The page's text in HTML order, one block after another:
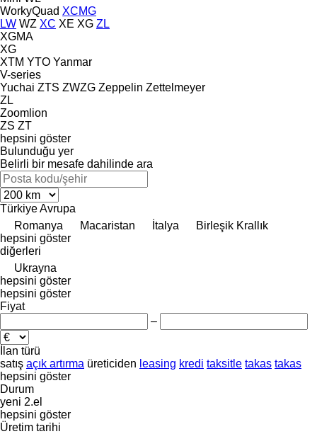
WorkyQuad XCMG
LW WZ XC XE XG ZL
XGMA
XG
XTM YTO Yanmar
V-series
Yuchai ZTS ZWZG Zeppelin Zettelmeyer
ZL
Zoomlion
ZS ZT
hepsini göster
Bulunduğu yer
Belirli bir mesafe dahilinde ara
TürkiyeAvrupa
Romanya
Macaristan İtalya
Birleşik Krallık
hepsini göster
diğerleri
Ukrayna
hepsini göster
hepsini göster
Fiyat
–
İlan türü
satış açık artırma üreticiden leasing kredi taksitle takas takas
hepsini göster
Durum
yeni 2.el
hepsini göster
Üretim tarihi